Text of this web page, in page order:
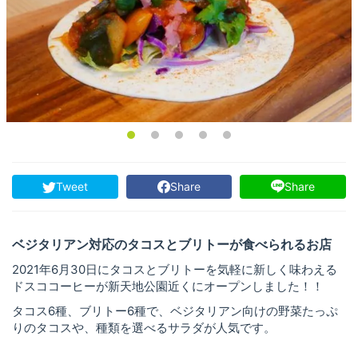
Tweet Share Share
ベジタリアン対応のタコスとブリトーが食べられるお店
2021年6月30日にタコスとブリトーを気軽に新しく味わえる
ドスココーヒーが新天地公園近くにオープンしました！！
タコス6種、ブリトー6種で、ベジタリアン向けの野菜たっぷ
りのタコスや、種類を選べるサラダが人気です。